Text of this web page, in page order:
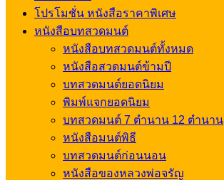
โปรโมชั่น หนังสือราคาพิเศษ
หนังสือบทสวดมนต์
หนังสือบทสวดมนต์ทั้งหมด
หนังสือสวดมนต์ข้ามปี
บทสวดมนต์ยอดนิยม
พิมพ์แจกยอดนิยม
บทสวดมนต์ 7 ตำนาน 12 ตำนาน
หนังสือมนต์พิธี
บทสวดมนต์ก่อนนอน
หนังสือของหลวงพ่อจรัญ